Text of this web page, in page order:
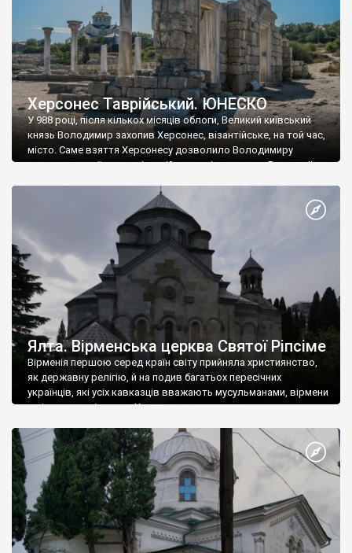
Херсонес Таврійський. ЮНЕСКО
У 988 році, після кількох місяців облоги, Великий київський
князь Володимир захопив Херсонес, візантійське, на той час,
місто. Саме взяття Херсонесу дозволило Володимиру
диктувати свої умови візантійському імператору Василю ІІ, та
Херсонесі Володимир-язичник, став Василем-християнином.
А потім було Хрещення Русі. На честь Херсонесу Таврійського
Ялта. Вірменська церква Святої Ріпсіме
Вірменія першою серед країн світу прийняла християнство,
як державну релігію, й на подив багатьох пересічних
українців, які усіх кавказців вважають мусульманами, вірмени
є відданими вірянами Христа